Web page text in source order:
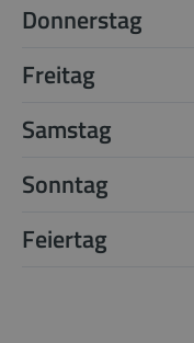
Donnerstag
Freitag
Samstag
Sonntag
Feiertag